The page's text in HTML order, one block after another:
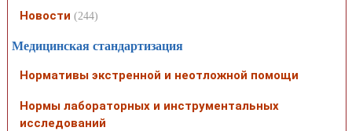
Новости (244)
Медицинская стандартизация
Нормативы экстренной и неотложной помощи
Нормы лабораторных и инструментальных
исследований